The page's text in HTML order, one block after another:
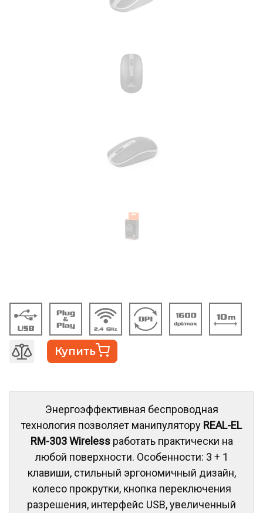
Купить
Энергоэффективная беспроводная
технология позволяет манипулятору REAL-EL
RM-303 Wirelessработать практически на
любой поверхности. Особенности: 3 + 1
клавиши, cтильный эргономичный дизайн,
колесо прокрутки, кнопка переключения
разрешения, интерфейс USB, увеличенный